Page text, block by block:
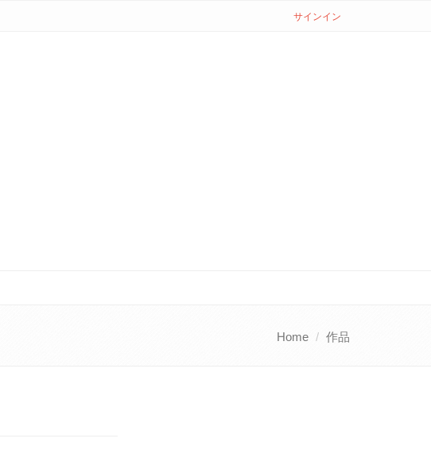
サインイン
Home 作品